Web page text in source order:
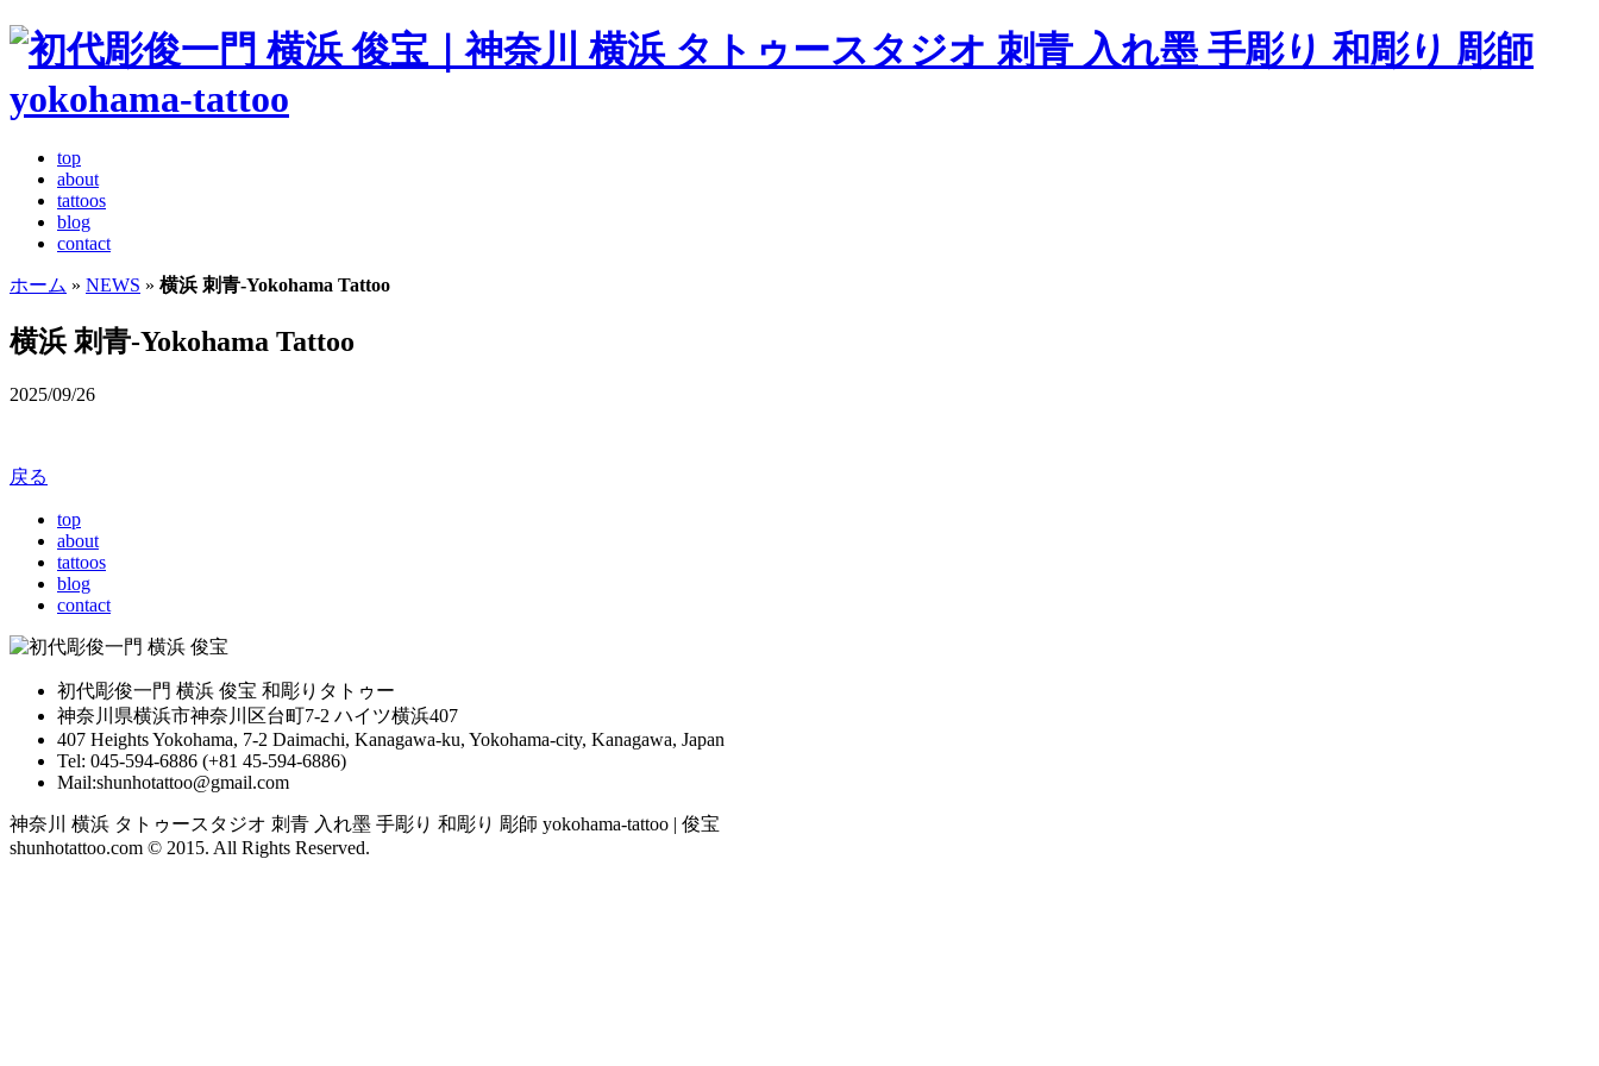
top
about
tattoos
blog
contact
ホーム » NEWS » 横浜 刺青-Yokohama Tattoo
横浜 刺青-Yokohama Tattoo
2025/09/26
戻る
top
about
tattoos
blog
contact
初代彫俊一門 横浜 俊宝 和彫りタトゥー
神奈川県横浜市神奈川区台町7-2 ハイツ横浜407
407 Heights Yokohama, 7-2 Daimachi, Kanagawa-ku, Yokohama-city, Kanagawa, Japan
Tel: 045-594-6886 (+81 45-594-6886)
Mail:shunhotattoo@gmail.com
神奈川 横浜 タトゥースタジオ 刺青 入れ墨 手彫り 和彫り 彫師 yokohama-tattoo | 俊宝
shunhotattoo.com © 2015. All Rights Reserved.